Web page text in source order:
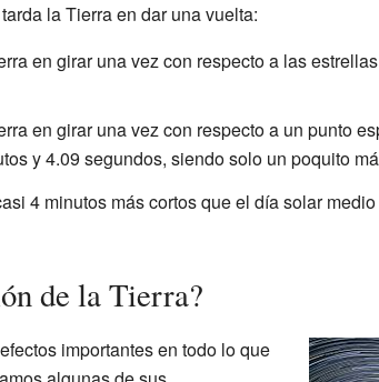
la Tierra en dar una vuelta:
en girar una vez con respecto a las
en girar una vez con respecto a un punto
y 4.09 segundos, siendo solo un poquito
4 minutos más cortos que el día solar
de la Tierra?
importantes en todo lo que